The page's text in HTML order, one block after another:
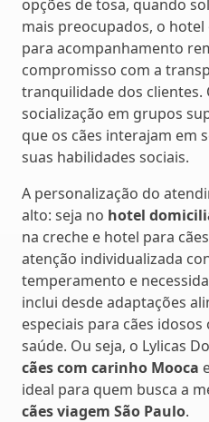
opções de tosa, quando
mais preocupados, o
para acompanhamento
compromisso com a
tranquilidade dos clientes.
socialização em grupos
que os cães interajam em
suas habilidades sociais.
A personalização do
alto: seja no hotel
na creche e hotel para
atenção individualizada
temperamento e
inclui desde adaptações
especiais para cães
saúde. Ou seja, o Lylicas
cães com carinho Mooca
ideal para quem busca a
cães viagem São Paulo.